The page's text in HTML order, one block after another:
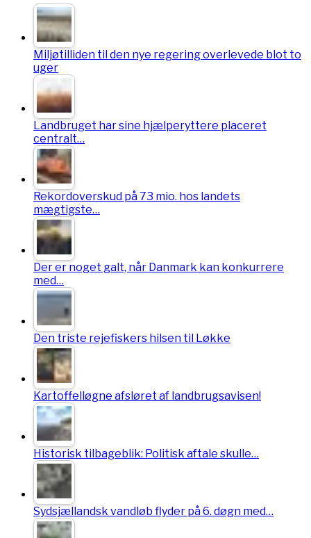
Miljøtilliden til den nye regering overlevede blot to
uger
Landbruget har sine hjælperyttere placeret
centralt…
Rekordoverskud på 73 mio. hos landets
mægtigste…
Der er noget galt, når Danmark kan konkurrere
med…
Den triste rejefiskers hilsen til Løkke
Kartoffelløgne afsløret af landbrugsavisen!
Historisk tilbageblik: Politisk aftale skulle…
Sydsjællandsk vandløb flyder på 6. døgn med…